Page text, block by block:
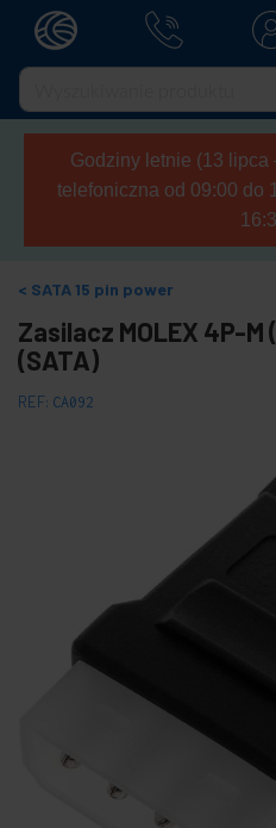
Godziny letnie (13 lipca
telefoniczna od 09:00 do
SATA 15 pin power
Zasilacz MOLEX 4P-M
(SATA)
REF: CA092